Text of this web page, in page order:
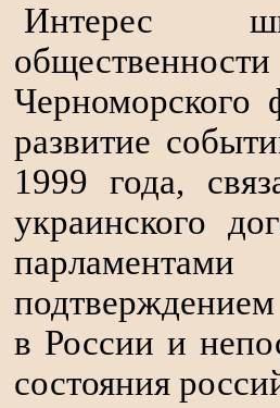
Интерес
Черноморского
развитие
1999 года,
украинского
в России и
состояния